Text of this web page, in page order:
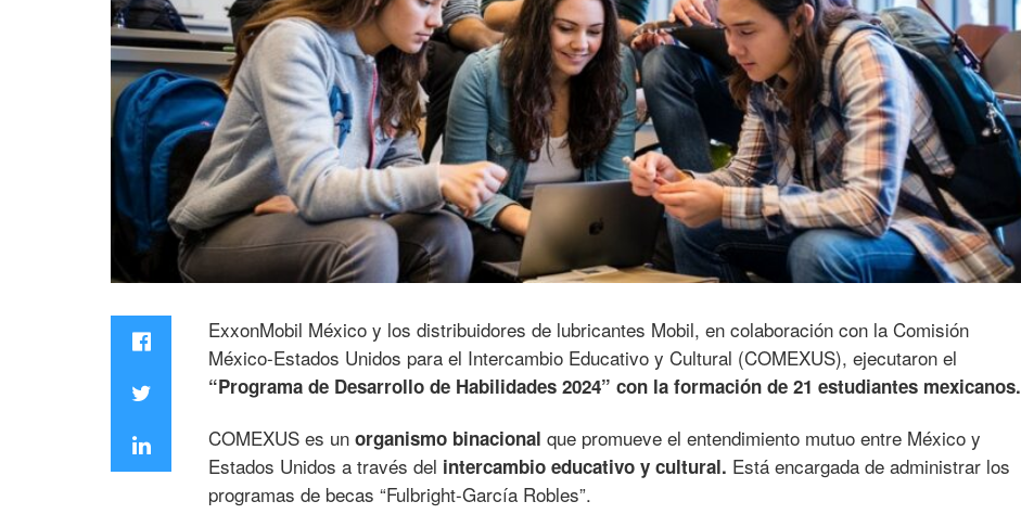
ExxonMobil México y los distribuidores de lubricantes Mobil, en colaboración con la Comisión
México-Estados Unidos para el Intercambio Educativo y Cultural (COMEXUS), ejecutaron el
“Programa de Desarrollo de Habilidades 2024” con la formación de 21 estudiantes mexicanos.
COMEXUS es un organismo binacional que promueve el entendimiento mutuo entre México y
Estados Unidos a través del intercambio educativo y cultural. Está encargada de administrar los
programas de becas “Fulbright-García Robles”.